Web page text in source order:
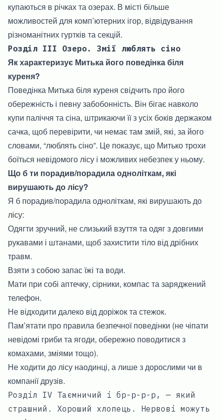
купаються в річках та озерах. В місті більше
можливостей для комп’ютерних ігор, відвідування
різноманітних гуртків та секцій.
Розділ III Озеро. Змії люблять сіно
Як характеризує Митька його поведінка біля
куреня?
Поведінка Митька біля куреня свідчить про його
обережність і певну забобонність. Він бігає навколо
купи паліччя та сіна, штрикаючи її з усіх боків держаком
сачка, щоб перевірити, чи немає там змій, які, за його
словами, “люблять сіно”. Це показує, що Митько трохи
боїться невідомого лісу і можливих небезпек у ньому.
Що б ти порадив/порадила одноліткам, які
вирушають до лісу?
Я б порадив/порадила одноліткам, які вирушають до
лісу:
Одягти зручний, не слизький взуття та одяг з довгими
рукавами і штанами, щоб захистити тіло від дрібних
травм.
Взяти з собою запас їжі та води.
Мати при собі аптечку, сірники, компас та заряджений
телефон.
Не відходити далеко від доріжок та стежок.
Пам’ятати про правила безпечної поведінки (не чіпати
невідомі гриби та ягоди, обережно поводитися з
комахами, зміями тощо).
Не ходити до лісу наодинці, а лише з дорослими чи в
компанії друзів.
Розділ IV Таємничий і бр-р-р-р, — який
страшний. Хороший хлопець. Нервові можуть